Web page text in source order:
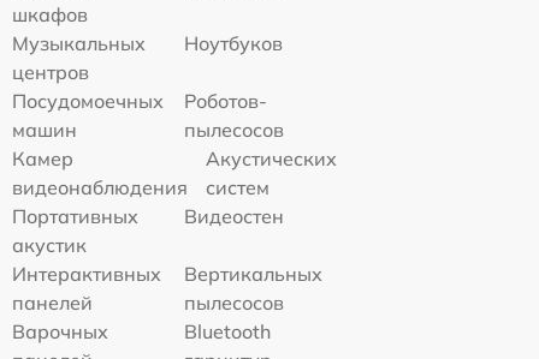
шкафов
Музыкальных
центров
Ноутбуков
Посудомоечных
машин
Роботов-
пылесосов
Камер
видеонаблюдения
Акустических
систем
Портативных
акустик
Видеостен
Интерактивных
панелей
Вертикальных
пылесосов
Варочных
Bluetooth